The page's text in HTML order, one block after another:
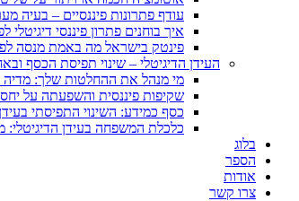
עודף פתרונות פיננסיים – בעיה
איך בוחנים פתרון פיננסי דיגיטלי
פינטק בישראל מה באמת מנסה
העידן הדיגיטלי – שינוי תפיסת הכסף
מי מנהל את ההחלטות שלך: מדיה
שקיפות פיננסית והשפעתה על
כסף כמידע: השינוי התפיסתי
כלכלת המשפחה בעידן
בלוג
הספר
אודות
צרו קשר